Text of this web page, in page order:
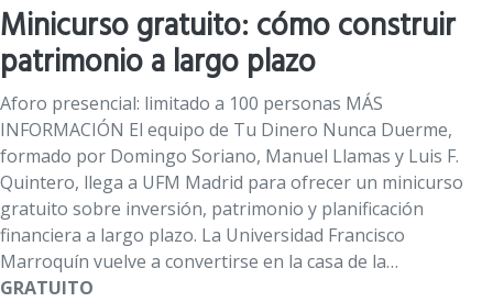
Minicurso gratuito: cómo construir
patrimonio a largo plazo
Aforo presencial: limitado a 100 personas MÁS
INFORMACIÓN El equipo de Tu Dinero Nunca Duerme,
formado por Domingo Soriano, Manuel Llamas y Luis F.
Quintero, llega a UFM Madrid para ofrecer un minicurso
gratuito sobre inversión, patrimonio y planificación
financiera a largo plazo. La Universidad Francisco
Marroquín vuelve a convertirse en la casa de la…
GRATUITO